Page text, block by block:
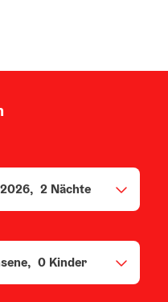
, 2 Nächte
, 0 Kinder